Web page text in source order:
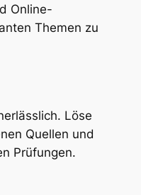
Online-
Themen zu
Löse
Quellen und
Prüfungen.